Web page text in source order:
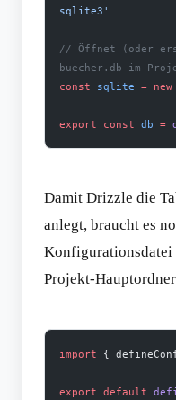
sqlite3'
// Öffnet (oder
buecher.db im
const sqlite = new
export const db =
Damit Drizzle die
anlegt, braucht es
Konfigurationsdatei
Projekt-
import {
export default